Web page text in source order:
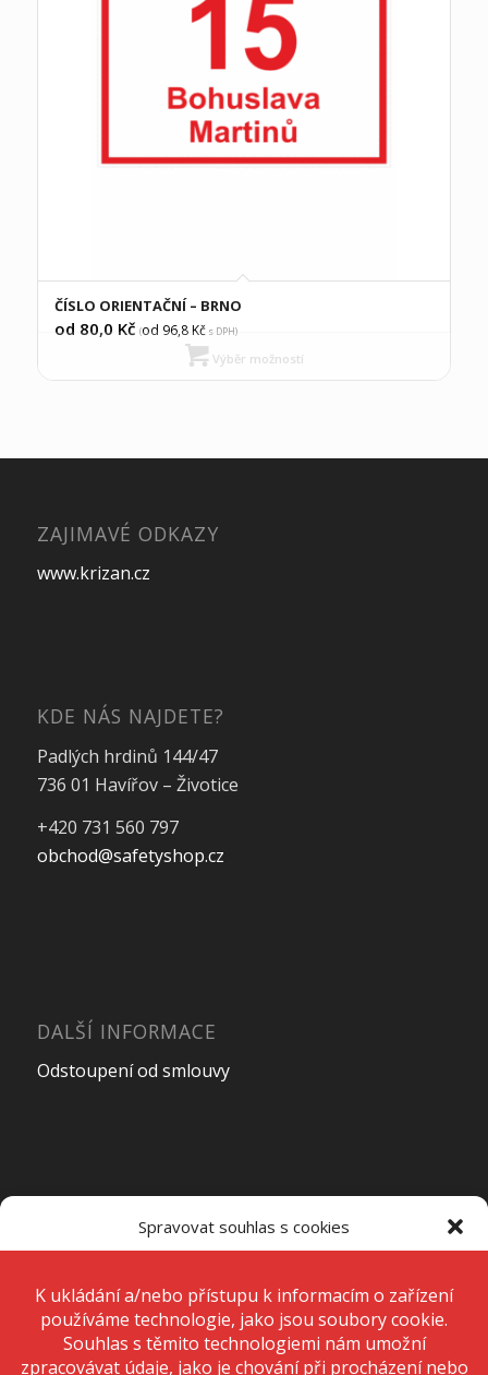
Spravovat souhlas s cookies
technologie, jako jsou soubory cookie. Děláme to, abychom zlepšili
zážitek z prohlížení a zobrazovali personalizované reklamy. Souhlas s
těmito technologiemi nám umožní zpracovávat údaje, jako je chování
při procházení nebo jedinečná ID na tomto webu. Nesouhlas nebo
odvolání souhlasu může nepříznivě ovlivnit určité vlastnosti a funkce.
ČÍSLO ORIENTAČNÍ – BRNO
od 80,0 Kč (od 96,8Kčs DPH)
Výběr možností
ZAJIMAVÉ ODKAZY
www.krizan.cz
KDE NÁS NAJDETE?
Padlých hrdinů 144/47
736 01 Havířov – Životice
+420 731 560 797
obchod@safetyshop.cz
DALŠÍ INFORMACE
Odstoupení od smlouvy
Pondělí – Pátek7:00 – 15:00
SobotaZavřeno